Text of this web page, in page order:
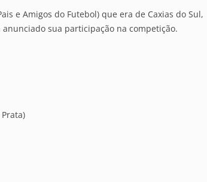
e Amigos do Futebol) que era de Caxias do Sul,
sua participação na competição.